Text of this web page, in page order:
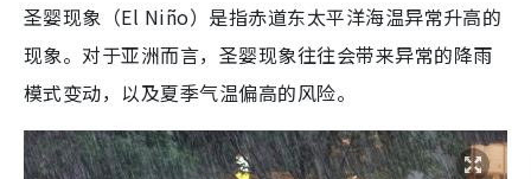
圣婴现象（El Niño）是指赤道东太平洋海温异常升高的
现象。对于亚洲而言，圣婴现象往往会带来异常的降雨
模式变动，以及夏季气温偏高的风险。